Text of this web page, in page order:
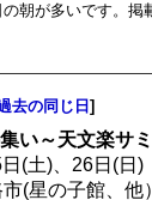
朝が多いです。掲
去の同じ日 ]
い～天文楽サミ
(土)、26日(日)
(星の子館、他）